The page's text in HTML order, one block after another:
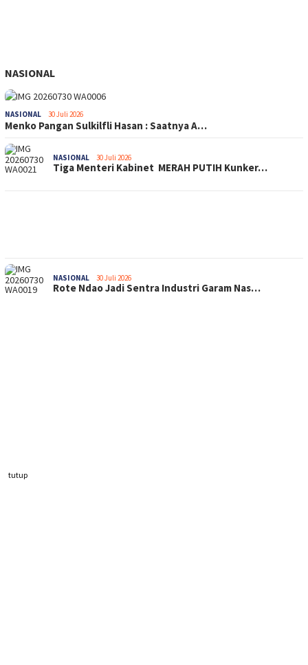
NASIONAL
NASIONAL 30 Juli 2026
Menko Pangan Sulkilfli Hasan : Saatnya A…
NASIONAL 30 Juli 2026
Tiga Menteri Kabinet MERAH PUTIH Kunker…
NASIONAL 30 Juli 2026
Rote Ndao Jadi Sentra Industri Garam Nas…
tutup